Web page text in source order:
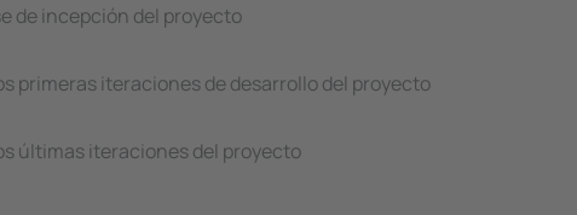
de incepción del proyecto
primeras iteraciones de desarrollo del proyecto
últimas iteraciones del proyecto